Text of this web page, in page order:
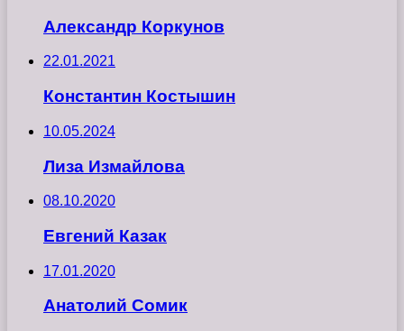
Александр Коркунов
22.01.2021
Константин Костышин
10.05.2024
Лиза Измайлова
08.10.2020
Евгений Казак
17.01.2020
Анатолий Сомик